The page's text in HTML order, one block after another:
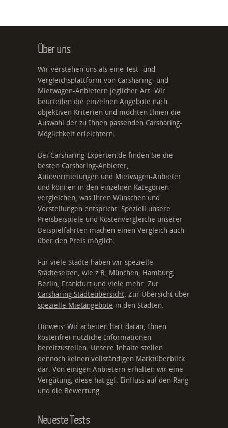
Über uns
Wir verstehen uns als eine Test- und
Vergleichsplattform von Carsharing- und
Mietwagen-Anbietern jeglicher Art. Wir
beurteilen die einzelnen Angebote nach
objektiven Kriterien und möchten Ihnen die
Auswahl der zu Ihnen passenden Carsharing-
Möglichkeit erleichtern.
Bei Carsharing-Experten.de finden Sie die
besten Carsharing-Anbieter,
Autovermietungen und Mietwagen-Anbieter
und können in den einzelnen Kategorien
vergleichen, was Ihren Wünschen und
Vorstellungen entspricht. Speziell unsere
Preisbeispiele und Kostenvergleiche unserer
Beispielfahrten machen einen Vergleich auch
über den Preis möglich.
Für viele Städte haben wir spezielle
Städteseiten, wie z.B. München, Hamburg,
Berlin, Frankfurt und viele mehr. Zur
Carsharing Städteübersicht. Zur Übersicht über
spezielle Mietangebote in den Städten.
Hinweis: Wir arbeiten hart daran, Ihnen
kostenfrei nützliche Informationen
bereitzustellen. Unsere Inhalte stellen
dennoch keinen vollständigen Marktüberblick
dar. Von einigen Anbietern erhalten wir eine
Vergütung, diese hat ggf. Einfluss auf den Rang
und die Bewertung.
Neueste Tests